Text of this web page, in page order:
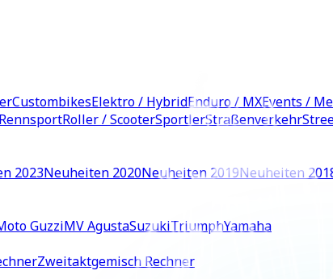
CustombikesElektro / HybridEnduro / MXEvents /
RennsportRoller / ScooterSportlerStraßenverkehr
2023Neuheiten 2020Neuheiten 2019Neuheiten
GuzziMV AgustaSuzukiTriumphYamaha
Zweitaktgemisch Rechner